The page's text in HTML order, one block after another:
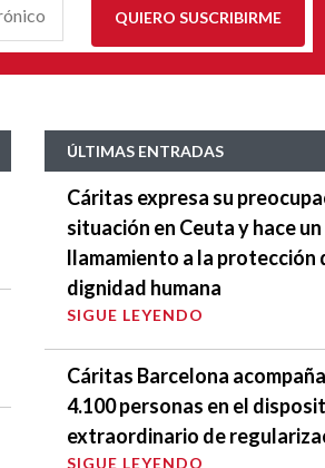
QUIERO SUSCRIBIRME
ÚLTIMAS ENTRADAS
Cáritas expresa su
situación en Ceuta y hace un
llamamiento a la protección
dignidad humana
SIGUE LEYENDO
Cáritas Barcelona
4.100 personas en el
extraordinario de
SIGUE LEYENDO